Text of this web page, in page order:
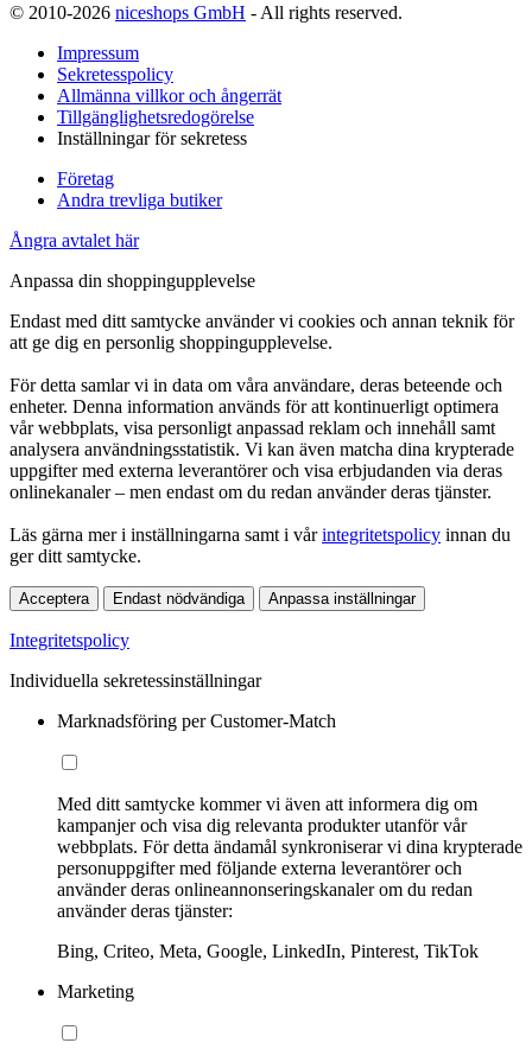
© 2010-2026 niceshops GmbH - All rights reserved.
Impressum
Sekretesspolicy
Allmänna villkor och ångerrät
Tillgänglighetsredogörelse
Inställningar för sekretess
Företag
Andra trevliga butiker
Ångra avtalet här
Anpassa din shoppingupplevelse
Endast med ditt samtycke använder vi cookies och annan teknik för
att ge dig en personlig shoppingupplevelse.
För detta samlar vi in data om våra användare, deras beteende och
enheter. Denna information används för att kontinuerligt optimera
vår webbplats, visa personligt anpassad reklam och innehåll samt
analysera användningsstatistik. Vi kan även matcha dina krypterade
uppgifter med externa leverantörer och visa erbjudanden via deras
onlinekanaler – men endast om du redan använder deras tjänster.
Läs gärna mer i inställningarna samt i vårintegritetspolicy innan du
ger ditt samtycke.
Acceptera Endast nödvändiga Anpassa inställningar
Integritetspolicy
Individuella sekretessinställningar
Marknadsföring per Customer-Match
Med ditt samtycke kommer vi även att informera dig om
kampanjer och visa dig relevanta produkter utanför vår
webbplats. För detta ändamål synkroniserar vi dina krypterade
personuppgifter med följande externa leverantörer och
använder deras onlineannonseringskanaler om du redan
använder deras tjänster:
Bing, Criteo, Meta, Google, LinkedIn, Pinterest, TikTok
Marketing